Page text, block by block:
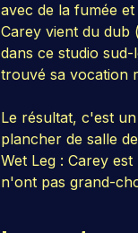
avec de la fumée
Carey vient du dub
dans ce studio
trouvé sa vocation
Le résultat, c'est
plancher de salle
Wet Leg : Carey
n'ont pas grand-